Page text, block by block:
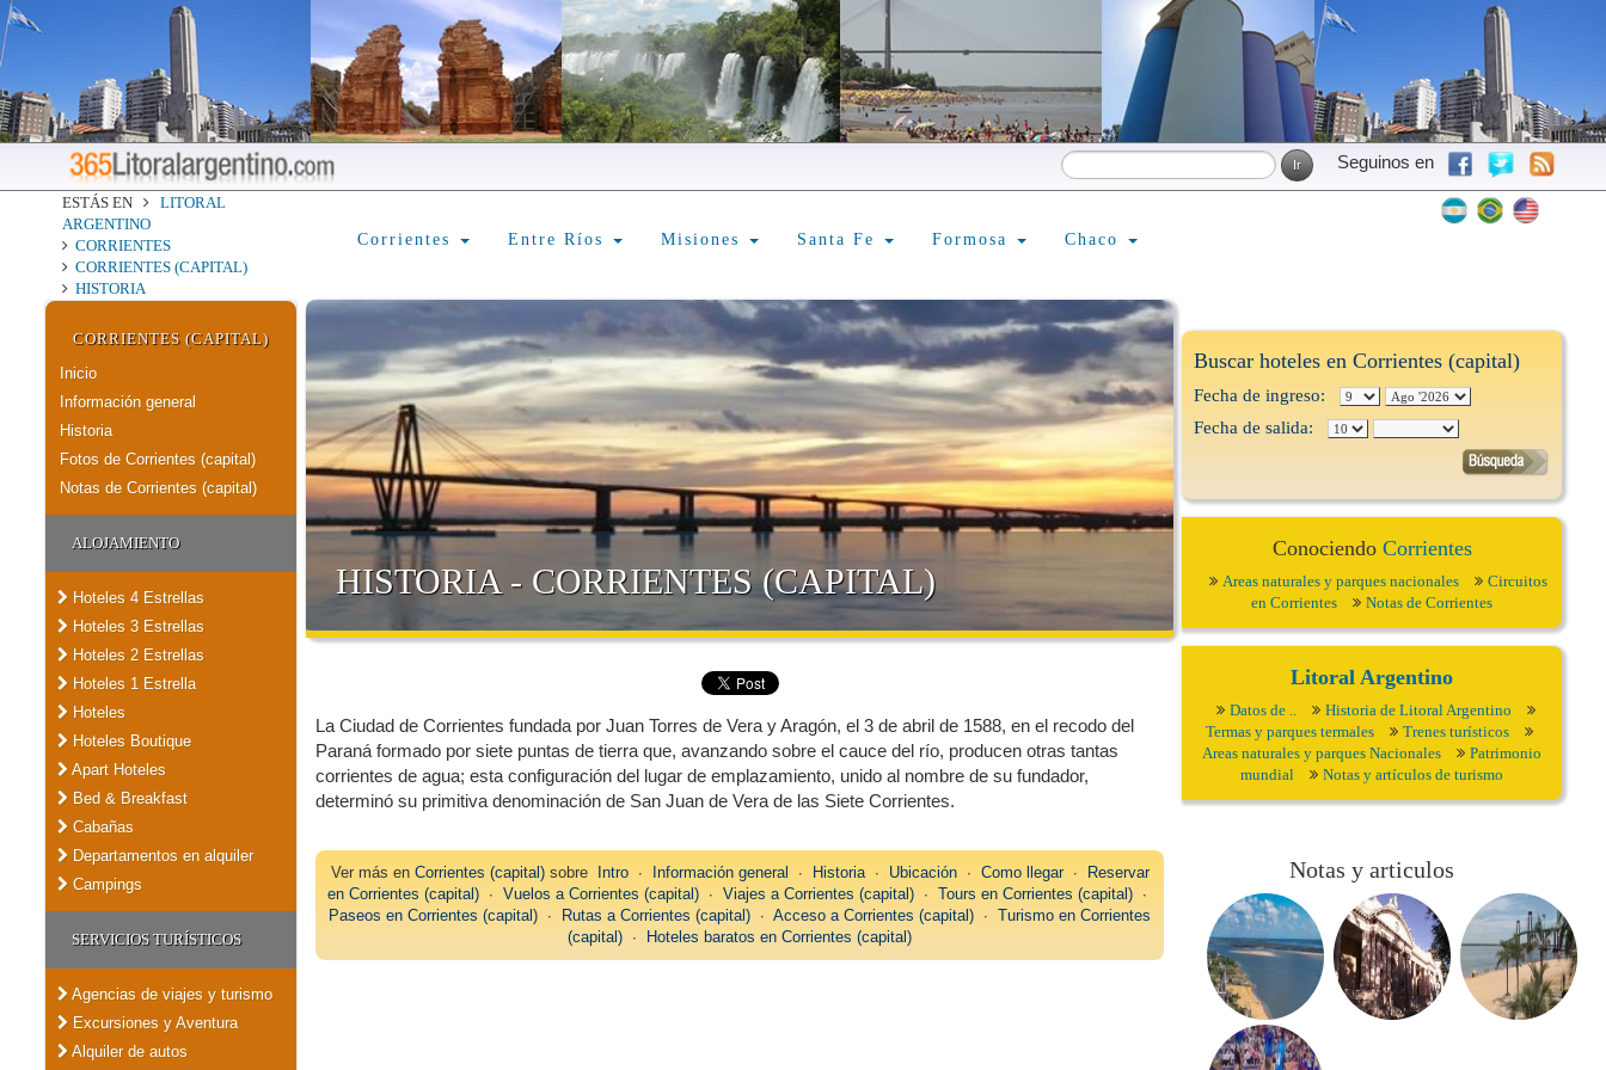
Seguinos en
ESTÁS EN
LITORAL
ARGENTINO
CORRIENTES
CORRIENTES (CAPITAL)
HISTORIA
Corrientes Entre Ríos Misiones Santa Fe Formosa Chaco
CORRIENTES (CAPITAL)
Inicio
Información general
Historia
Fotos de Corrientes (capital)
Notas de Corrientes (capital)
ALOJAMIENTO
Hoteles 4 Estrellas
Hoteles 3 Estrellas
Hoteles 2 Estrellas
Hoteles 1 Estrella
Hoteles
Hoteles Boutique
Apart Hoteles
Bed & Breakfast
Cabañas
Departamentos en alquiler
Campings
SERVICIOS TURÍSTICOS
Agencias de viajes y turismo
Excursiones y Aventura
Alquiler de autos
HISTORIA - CORRIENTES (CAPITAL)
La Ciudad de Corrientes fundada por Juan Torres de Vera y Aragón, el 3 de abril de 1588, en el recodo del
Paraná formado por siete puntas de tierra que, avanzando sobre el cauce del río, producen otras tantas
corrientes de agua; esta configuración del lugar de emplazamiento, unido al nombre de su fundador,
determinó su primitiva denominación de San Juan de Vera de las Siete Corrientes.
Ver más en Corrientes (capital)sobre Intro∙ Información general ∙ Historia∙ Ubicación∙ Como llegar∙
Reservar
en Corrientes (capital) ∙Vuelos a Corrientes (capital) ∙Viajes a Corrientes (capital) ∙Tours en Corrientes (capital) ∙
Paseos en Corrientes (capital) ∙ Rutas a Corrientes (capital) ∙Acceso a Corrientes (capital) ∙Turismo en Corrientes
(capital) ∙ Hoteles baratos en Corrientes (capital)
Buscar hoteles en Corrientes (capital)
Fecha de ingreso:
Fecha de salida:
Conociendo Corrientes
Areas naturales y parques nacionales
Circuitos
en Corrientes
Notas de Corrientes
Litoral Argentino
Datos de ..
Historia de Litoral Argentino
Termas y parques termales
Trenes turísticos
Areas naturales y parques Nacionales
Patrimonio
mundial
Notas y artículos de turismo
Notas y articulos